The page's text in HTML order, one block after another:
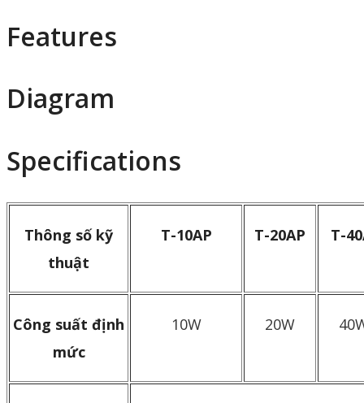
Features
Diagram
Specifications
Thông số kỹ
thuật
T-10AP T-20AP T-
Công suất định
mức
10W 20W